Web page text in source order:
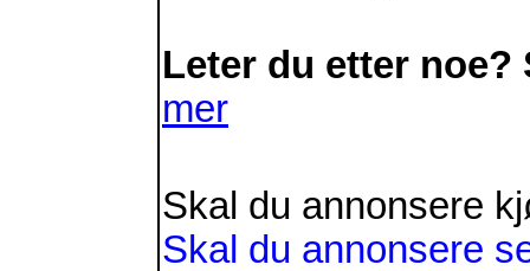
Leter du etter
mer
Skal du annonsere
Skal du annonsere